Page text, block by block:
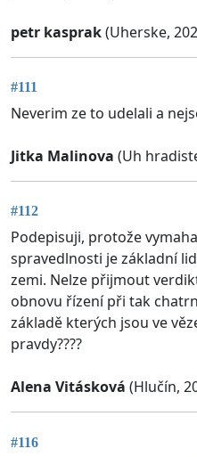
petr kasprak(Uherske,
#111
Neverim ze to udelali a
Jitka Malinova (Uh
#112
Podepisuji, protože
spravedlnosti je základní
zemi. Nelze přijmout
obnovu řízení při tak
základě kterých jsou ve
pravdy????
Alena Vitásková (Hlučín,
#116